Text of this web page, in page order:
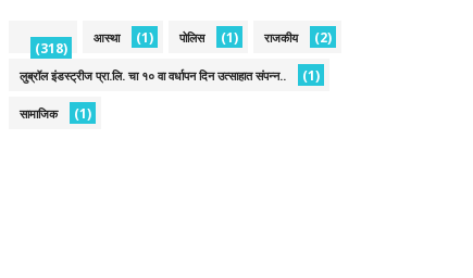
(318)
आस्था (1) पोलिस (1) राजकीय (2)
लुब्रॉल इंडस्ट्रीज प्रा.लि. चा १० वा वर्धापन दिन उत्साहात संपन्न.. (1)
सामाजिक (1)